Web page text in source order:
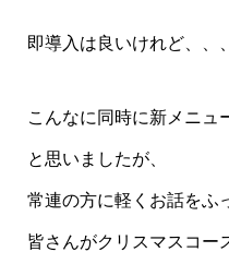
即導入は良いけれど、、、
こんなに同時に新メニュ
と思いましたが、
常連の方に軽くお話をふ
皆さんがクリスマスコー